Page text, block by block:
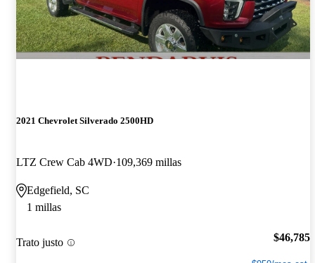
2021 Chevrolet Silverado 2500HD
LTZ Crew Cab 4WD 109,369 millas
Edgefield, SC
1 millas
Trato justo $46,785